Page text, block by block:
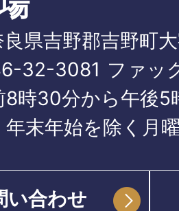
県吉野郡吉野町
32-3081 ファッ
8時30分から午後5
年末年始を除く月
い合わせ